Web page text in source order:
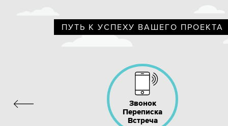
ПУТЬ К УСПЕХУ ВАШЕГО ПРОЕКТА
Звонок
Переписка
Встреча